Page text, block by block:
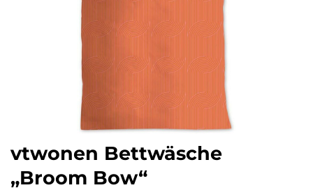
vtwonen Bettwäsche
„Broom Bow“